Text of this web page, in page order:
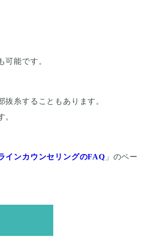
能です。
糸することもあります。
。
インカウンセリングのFAQ 」のペー